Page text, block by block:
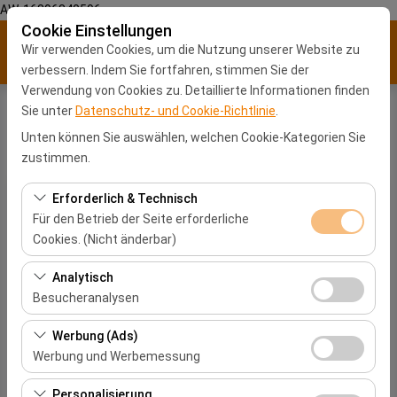
AW-16896840596
Cookie Einstellungen
Wir verwenden Cookies, um die Nutzung unserer Website zu
verbessern. Indem Sie fortfahren, stimmen Sie der
Verwendung von Cookies zu. Detaillierte Informationen finden
Sie unter Datenschutz- und Cookie-Richtlinie
Unten können Sie auswählen, welchen Cookie-Kategorien Sie
zustimmen.
Erforderlich & Technisch
Für den Betrieb der Seite erforderliche
Cookies. (Nicht änderbar)
Diese Cookies sind für das ordnungsgemäße
Funktionieren der Website, die Sicherheit, die
Sitzungsverwaltung und grundlegende Funktionen
erforderlich. Sie können nicht deaktiviert werden.
Analytisch
Besucheranalysen
Diese Cookies ermöglichen es uns, zu analysieren, wie
unsere Website genutzt wird (Besucherzahl,
meistbesuchte Seiten, Nutzerverhalten). Diese Daten
werden verwendet, um die Leistung der Website zu
Werbung (Ads)
Werbung und Werbemessung
Diese Cookies ermöglichen es uns, Ihnen auf Ihre
Home Seitenverzeichnis
Mietwagen
Fiat Egea
Fiat Fiorino
Ford Tourneo Courier
Hyundai Tucson
Peugeot Expert Traveller
TOYOTA COROLLA
Dacia Sandero Stepway
Renault Clio 5